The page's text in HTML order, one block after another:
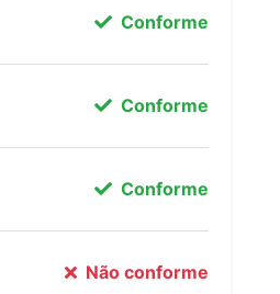
Conforme
Conforme
Conforme
Não conforme